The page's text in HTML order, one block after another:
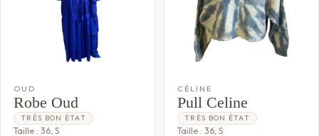
OUD
Robe Oud
TRÈS BON ÉTAT
Taille : 36, S
CÉLINE
Pull Celine
TRÈS BON ÉTAT
Taille : 36, S